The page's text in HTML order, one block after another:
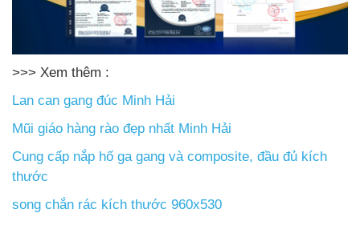
>>> Xem thêm :
Lan can gang đúc Minh Hải
Mũi giáo hàng rào đẹp nhất Minh Hải
Cung cấp nắp hố ga gang và composite, đầu đủ kích
thước
song chắn rác kích thước 960x530